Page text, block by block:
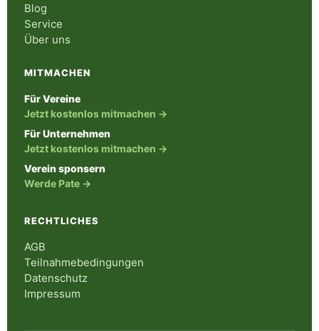
Blog
Service
Über uns
MITMACHEN
Für Vereine
Jetzt kostenlos mitmachen →
Für Unternehmen
Jetzt kostenlos mitmachen →
Verein sponsern
Werde Pate →
RECHTLICHES
AGB
Teilnahmebedingungen
Datenschutz
Impressum